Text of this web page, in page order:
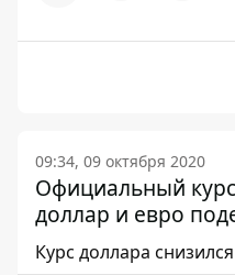
09:34, 09 октября 2020
Официальный
доллар и евро
Курс доллара